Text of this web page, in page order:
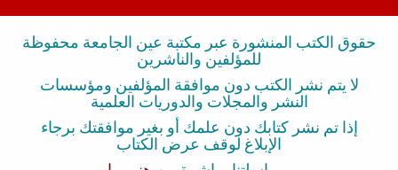
حقوق الكتب المنشورة عبر مكتبة عين الجامعة محفوظة
للمؤلفين والناشرين
لا يتم نشر الكتب دون موافقة المؤلفين ومؤسسات
النشر والمجلات والدوريات العلمية
إذا تم نشر كتابك دون علمك أو بغير موافقتك برجاء
الإبلاغ لوقف عرض الكتاب